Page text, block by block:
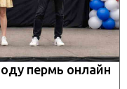
пермь онлайн